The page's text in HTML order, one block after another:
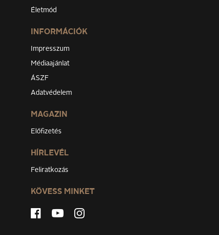
Életmód
INFORMÁCIÓK
Impresszum
Médiaajánlat
ÁSZF
Adatvédelem
MAGAZIN
Előfizetés
HÍRLEVÉL
Feliratkozás
KÖVESS MINKET